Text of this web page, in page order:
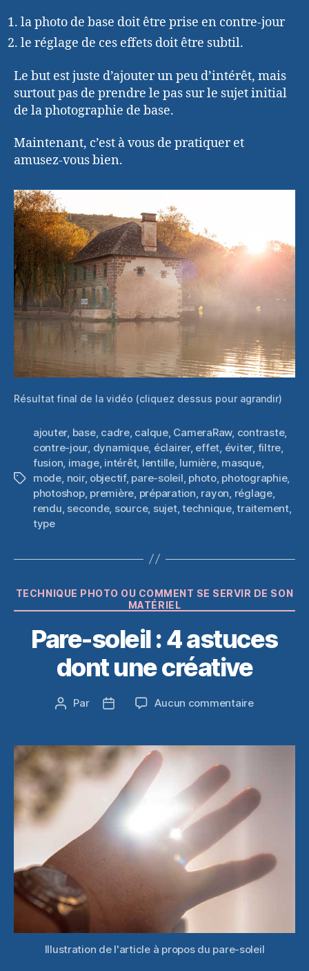
la photo de base doit être prise en contre-jour
le réglage de ces effets doit être subtil.
Le but est juste d’ajouter un peu d’intérêt, mais
surtout pas de prendre le pas sur le sujet initial
de la photographie de base.
Maintenant, c’est à vous de pratiquer et
amusez-vous bien.
Résultat final de la vidéo (cliquez dessus pour agrandir)
Étiquettes
ajouter, base, cadre, calque, CameraRaw, contraste,
contre-jour, dynamique, éclairer, effet, éviter, filtre,
fusion, image, intérêt, lentille, lumière, masque,
mode, noir, objectif, pare-soleil, photo, photographie,
photoshop, première, préparation, rayon, réglage,
rendu, seconde, source, sujet,technique,traitement,
type
Catégories
TECHNIQUE PHOTO OU COMMENT SE SERVIR DE SON
MATÉRIEL
Pare-soleil : 4 astuces
dont une créative
Auteur
Par
Date
Aucun commentairesur
:
dont
une
Illustration de l'article à propos du pare-soleil